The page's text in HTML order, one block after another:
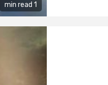
1 min read